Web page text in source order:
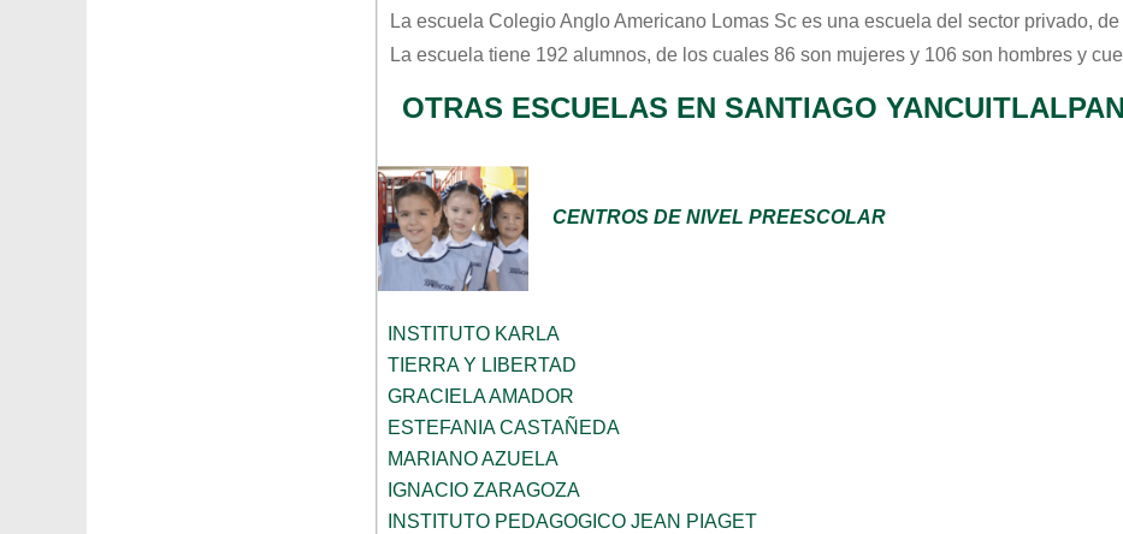
La escuela Colegio Anglo Americano Lomas Sc es una escuela del sector privado,
La escuela tiene 192 alumnos, de los cuales 86 son mujeres y 106 son hombres y
OTRAS ESCUELAS EN SANTIAGO YANCUITLALPAN
CENTROS DE NIVEL PREESCOLAR
INSTITUTO KARLA
TIERRA Y LIBERTAD
GRACIELA AMADOR
ESTEFANIA CASTAÑEDA
MARIANO AZUELA
IGNACIO ZARAGOZA
INSTITUTO PEDAGOGICO JEAN PIAGET